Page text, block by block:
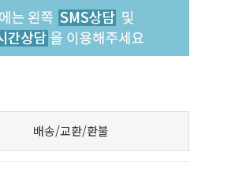
배송/교환/환불